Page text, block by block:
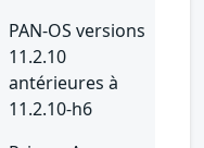
PAN-OS versions
11.2.10
antérieures à
11.2.10-h6